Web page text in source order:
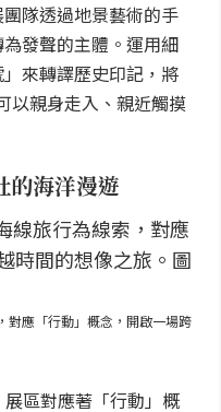
隊透過地景藝術的手
發聲的主體。運用細
來轉譯歷史印記，將
以親身走入、親近觸摸
的海洋漫遊
對應「行動」概念，開啟一場跨
區對應著「行動」概